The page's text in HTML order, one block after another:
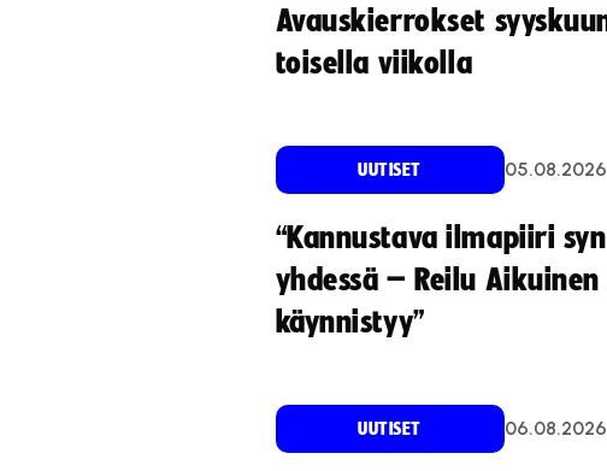
Avauskierrokset
toisella viikolla
UUTISET 05.08.2026
“Kannustava ilmapiiri
yhdessä – Reilu
käynnistyy”
UUTISET 06.08.2026